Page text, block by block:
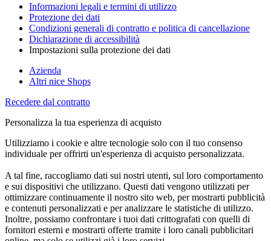
Informazioni legali e termini di utilizzo
Protezione dei dati
Condizioni generali di contratto e politica di cancellazione
Dichiarazione di accessibilità
Impostazioni sulla protezione dei dati
Azienda
Altri nice Shops
Recedere dal contratto
Personalizza la tua esperienza di acquisto
Utilizziamo i cookie e altre tecnologie solo con il tuo consenso
individuale per offrirti un'esperienza di acquisto personalizzata.
A tal fine, raccogliamo dati sui nostri utenti, sul loro comportamento
e sui dispositivi che utilizzano. Questi dati vengono utilizzati per
ottimizzare continuamente il nostro sito web, per mostrarti pubblicità
e contenuti personalizzati e per analizzare le statistiche di utilizzo.
Inoltre, possiamo confrontare i tuoi dati crittografati con quelli di
fornitori esterni e mostrarti offerte tramite i loro canali pubblicitari